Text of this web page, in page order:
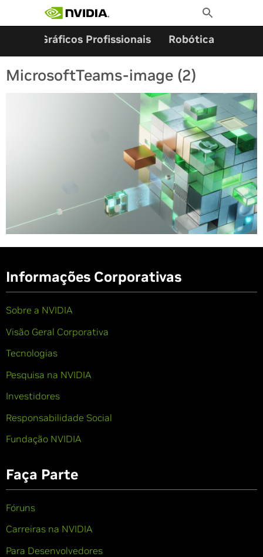
Toggle
Search
Gráficos Profissionais Robótica
MicrosoftTeams-image (2)
Informações Corporativas
Sobre a NVIDIA
Visão Geral Corporativa
Tecnologias
Pesquisa na NVIDIA
Investidores
Responsabilidade Social
Fundação NVIDIA
Faça Parte
Fóruns
Carreiras na NVIDIA
Para Desenvolvedores